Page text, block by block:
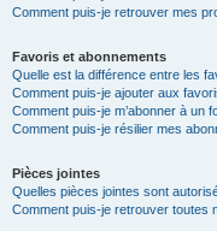
Comment puis-je retrouver mes
Favoris et abonnements
Quelle est la différence entre les
Comment puis-je ajouter aux
Comment puis-je m’abonner à un
Comment puis-je résilier mes
Pièces jointes
Quelles pièces jointes sont
Comment puis-je retrouver toutes